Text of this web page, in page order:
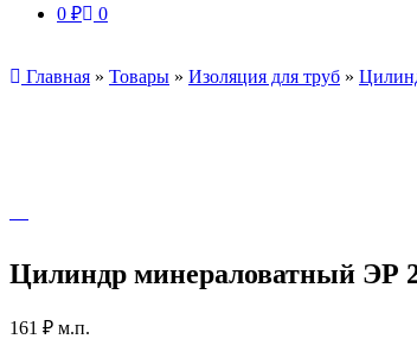
0 ₽ 0
Главная » Товары » Изоляция для труб »
Цилиндр минераловатный ЭР
161 ₽ м.п.